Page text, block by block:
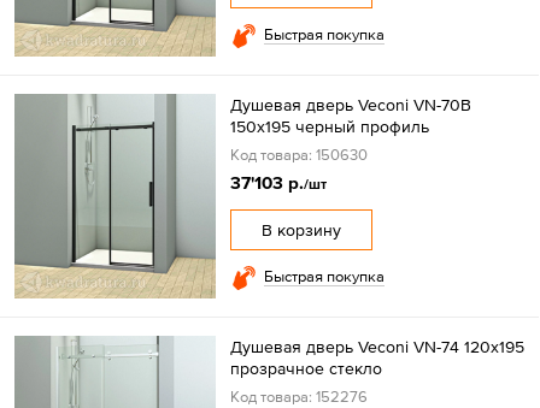
Быстрая покупка
Душевая дверь Veconi VN-70B
150x195 черный профиль
Код товара: 150630
37'103 р./шт
В корзину
Быстрая покупка
Душевая дверь Veconi VN-74 120x195
прозрачное стекло
Код товара: 152276